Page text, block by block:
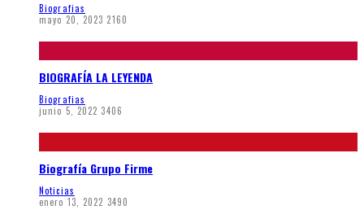
Biografias
mayo 20, 2023 2160
BIOGRAFÍA LA LEYENDA
Biografias
junio 5, 2022 3406
Biografía Grupo Firme
Noticias
enero 13, 2022 3490